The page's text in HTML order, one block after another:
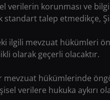
korunması ve
talep etmedikçe,
ilgili mevzuat hükümleri
olarak geçerli olacaktır.
mevzuat hükümlerinde
verilere hukuka